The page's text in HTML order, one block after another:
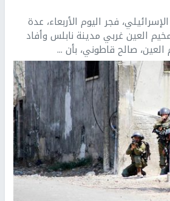
فجر اليوم الأربعاء، عدة
العين غربي مدينة نابلس وأفاد
صالح قاطوني، بأن ...